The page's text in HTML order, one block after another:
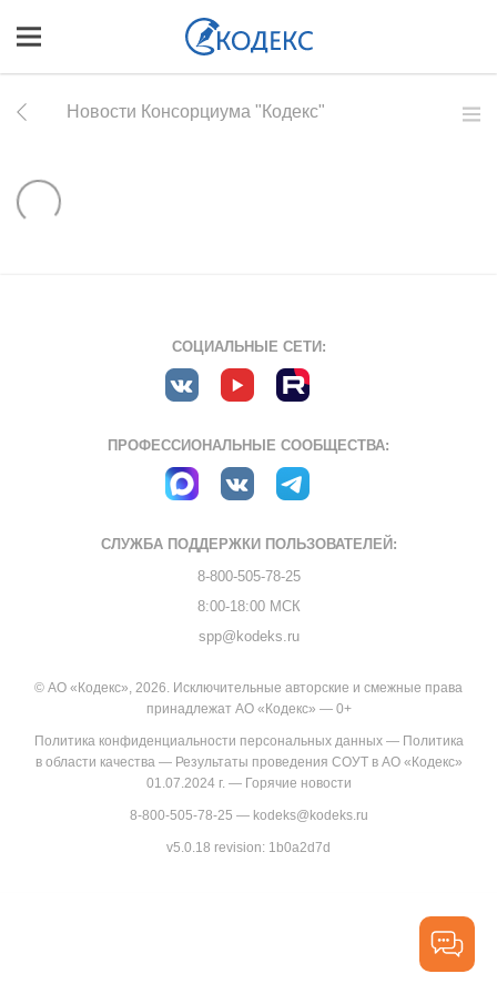
Новости Консорциума "Кодекс"
СОЦИАЛЬНЫЕ СЕТИ:
ПРОФЕССИОНАЛЬНЫЕ СООБЩЕСТВА:
СЛУЖБА ПОДДЕРЖКИ ПОЛЬЗОВАТЕЛЕЙ:
8-800-505-78-25
8:00-18:00 МСК
spp@kodeks.ru
© АО «Кодекс», 2026. Исключительные авторские и смежные права
принадлежат АО «Кодекс» — 0+
Политика конфиденциальности персональных данных— Политика
в области качества— Результаты проведения СОУТ в АО «Кодекс»
01.07.2024 г.— Горячие новости
8-800-505-78-25 — kodeks@kodeks.ru
v5.0.18 revision: 1b0a2d7d